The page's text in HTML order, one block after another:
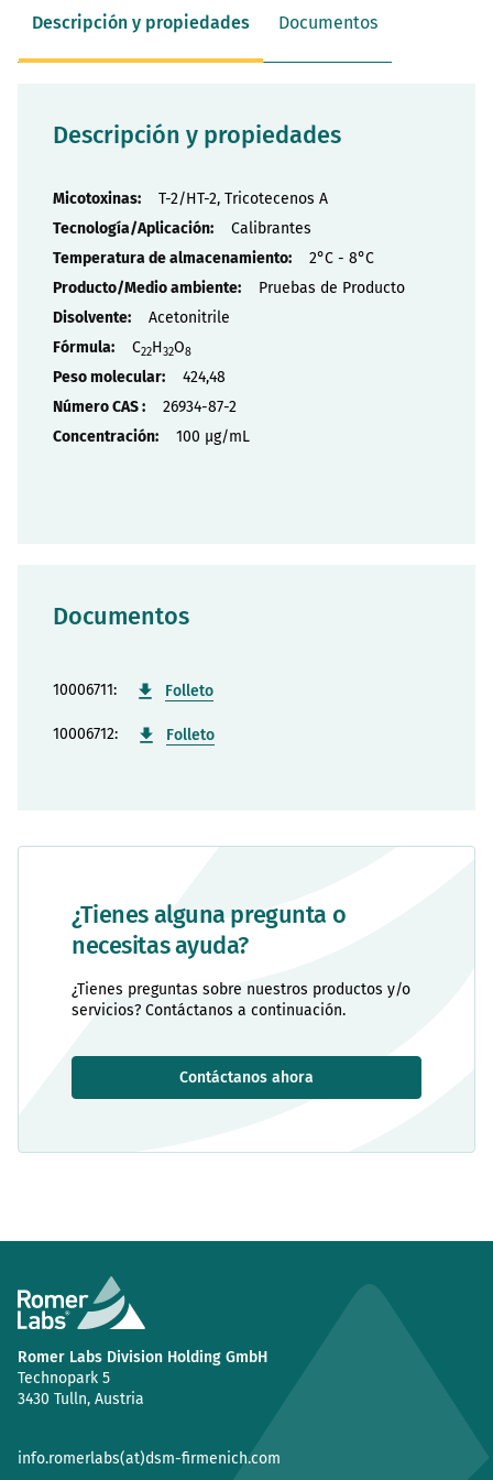
¿Tienes alguna pregunta o
necesitas ayuda?
¿Tienes preguntas sobre nuestros productos y/o
servicios? Contáctanos a continuación.
Contáctanos ahora
Descripción y propiedades Documentos
Descripción y propiedades
Propiedades
T-2/HT-2, Tricotecenos A
Calibrantes
2°C - 8°C
Pruebas de Producto
Acetonitrile
C22H32O8
424,48
26934-87-2
100 µg/mL
Documentos
10006711: Folleto
10006712: Folleto
Romer Labs Division Holding GmbH
Technopark 5
3430 Tulln, Austria
info.romerlabs(at)dsm-firmenich.com